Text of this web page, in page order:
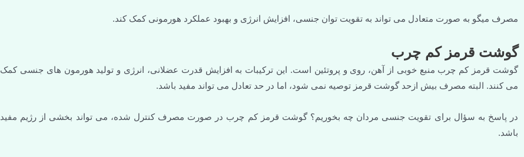
مصرف میگو به صورت متعادل می تواند به تقویت توان جنسی، افزایش انرژی و بهبود عملکرد هورمونی کمک کند.
گوشت قرمز کم چرب
گوشت قرمز کم چرب منبع خوبی از آهن، روی و پروتئین است. این ترکیبات به افزایش قدرت عضلانی، انرژی و تولید هورمون های جنسی کمک
می کنند. البته مصرف بیش ازحد گوشت قرمز توصیه نمی شود، اما در حد تعادل می تواند مفید باشد.
در پاسخ به سؤال برای تقویت جنسی مردان چه بخوریم؟ گوشت قرمز کم چرب در صورت مصرف کنترل شده، می تواند بخشی از رژیم مفید
باشد.